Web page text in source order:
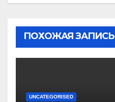
ПОХОЖАЯ ЗАПИСЬ
UNCATEGORISED